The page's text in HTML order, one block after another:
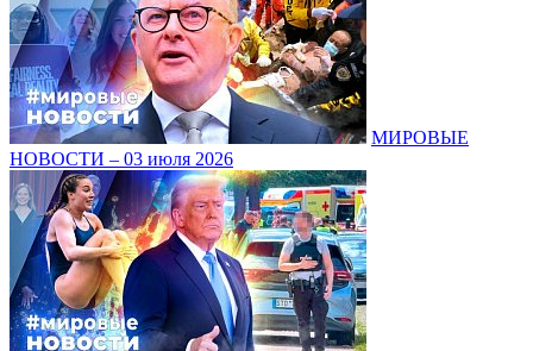
МИРОВЫЕ
НОВОСТИ – 03 июля 2026